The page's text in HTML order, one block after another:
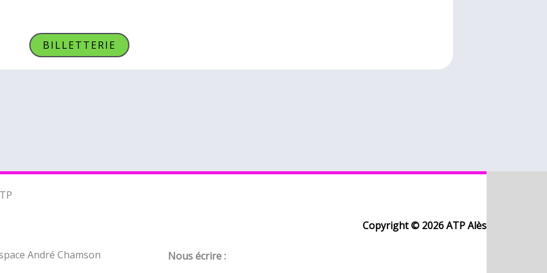
BILLETTERIE
André Chamson Nous écrire :
Copyright © 2026 ATP Alès